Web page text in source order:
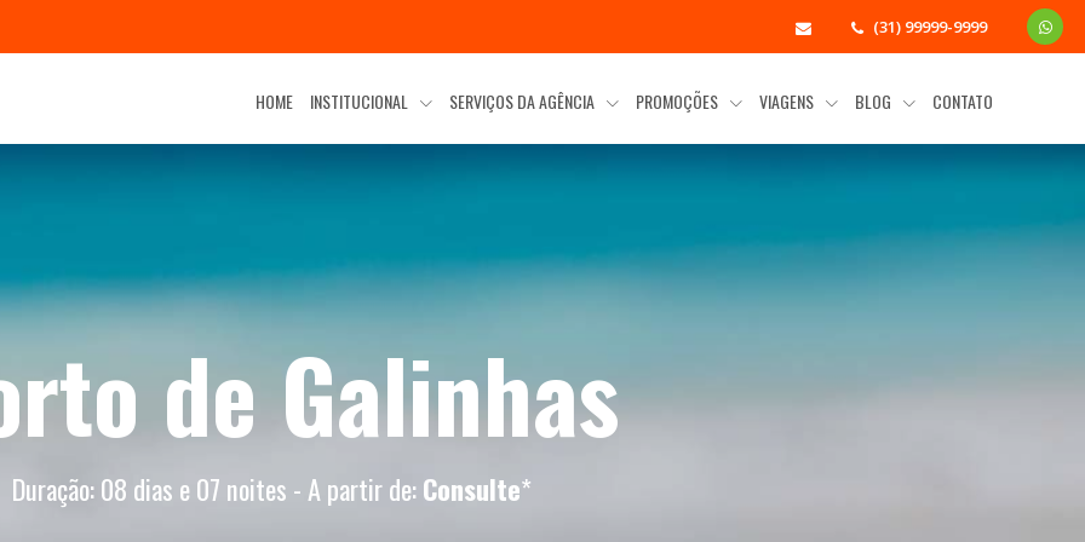
(31) 99999-9999
HOME INSTITUCIONAL SERVIÇOS DA AGÊNCIA PROMOÇÕES VIAGENS BLOG CONTATO
de Galinhas
Duração: 08 dias e 07 noites - A partir de:Consulte*